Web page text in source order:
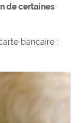
de certaines
bancaire :